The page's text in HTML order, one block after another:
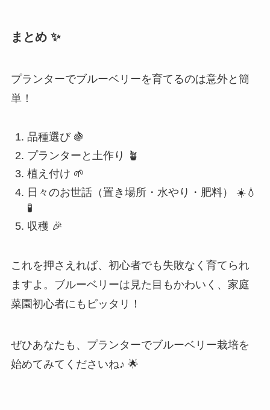
まとめ✨
プランターでブルーベリーを育てるのは意外と簡
単！
品種選び 🍇
プランターと土作り 🪴
植え付け 🌱
日々のお世話（置き場所・水やり・肥料） ☀️💧
🧪
収穫 🎉
これを押さえれば、初心者でも失敗なく育てられ
ますよ。ブルーベリーは見た目もかわいく、家庭
菜園初心者にもピッタリ！
ぜひあなたも、プランターでブルーベリー栽培を
始めてみてくださいね♪ 🌟